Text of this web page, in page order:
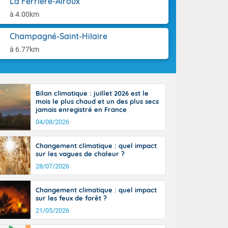
à 4.00km
Champagné-Saint-Hilaire
à 6.77km
le Poitou-
8 à 13
26 sur le
le sud-
Bilan climatique : juillet 2026 est le
mois le plus chaud et un des plus secs
jamais enregistré en France
04/08/2026
Changement climatique : quel impact
sur les vagues de chaleur ?
28/07/2026
Changement climatique : quel impact
sur les feux de forêt ?
21/05/2026